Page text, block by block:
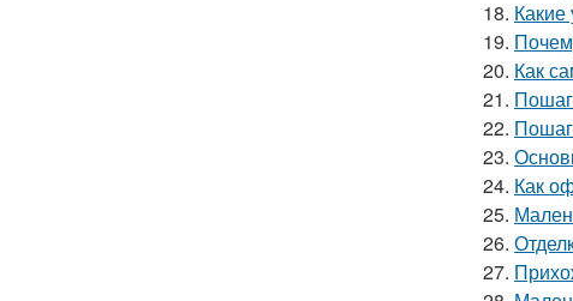
18.
19.
20. Как
21.
22.
23.
24. Как
25.
26.
27.